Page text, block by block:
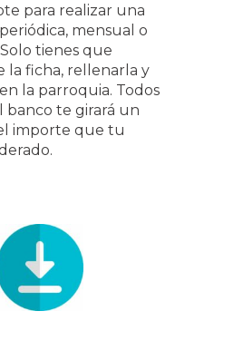
para realizar una
mensual o
tienes que
la ficha, rellenarla y
la parroquia. Todos
banco te girará un
importe que tu